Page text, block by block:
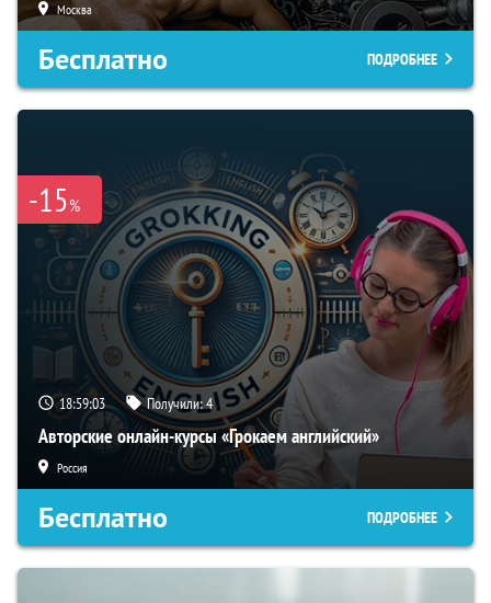
Москва
Бесплатно ПОДРОБНЕЕ
-15%
18:59:02 Получили:4
Авторские онлайн-курсы «Грокаем английский»
Россия
Бесплатно ПОДРОБНЕЕ